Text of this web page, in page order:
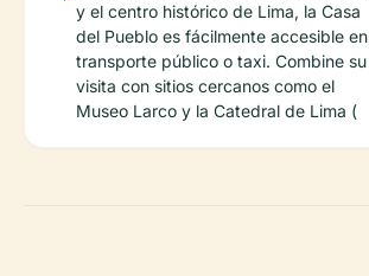
y el centro histórico de Lima, la Casa
del Pueblo es fácilmente accesible en
transporte público o taxi. Combine su
visita con sitios cercanos como el
Museo Larco y la Catedral de Lima (